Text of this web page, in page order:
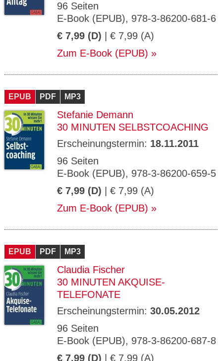
96 Seiten
E-Book (EPUB), 978-3-86200-681-6
€ 7,99 (D) | € 7,99 (A)
Zum E-Book (EPUB)
EPUB PDF MP3
Stefanie Demann
30 MINUTEN SELBSTCOACHING
Erscheinungstermin: 18.11.2011
96 Seiten
E-Book (EPUB), 978-3-86200-659-5
€ 7,99 (D) | € 7,99 (A)
Zum E-Book (EPUB)
EPUB PDF MP3
Claudia Fischer
30 MINUTEN AKQUISE-
TELEFONATE
Erscheinungstermin: 30.05.2012
96 Seiten
E-Book (EPUB), 978-3-86200-687-8
€ 7,99 (D) | € 7,99 (A)